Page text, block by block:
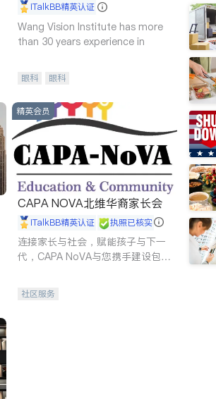
iTalkBB精英认证
Wang Vision Institute has more
than 30 years experience in
眼科 眼科
精英会员
CAPA NOVA北维华裔家长会
iTalkBB精英认证 执照已核实
连接家长与社会，赋能孩子与下一
代，CAPA NoVA与您携手建设包
社区服务